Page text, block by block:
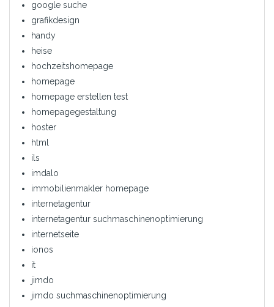
google suche
grafikdesign
handy
heise
hochzeitshomepage
homepage
homepage erstellen test
homepagegestaltung
hoster
html
ils
imdalo
immobilienmakler homepage
internetagentur
internetagentur suchmaschinenoptimierung
internetseite
ionos
it
jimdo
jimdo suchmaschinenoptimierung